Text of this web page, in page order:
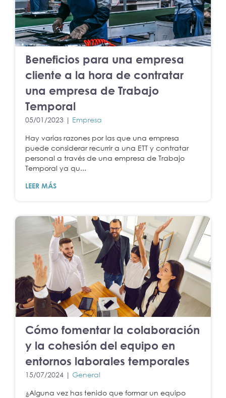
Beneficios para una empresa
cliente a la hora de contratar
una empresa de Trabajo
Temporal
05/01/2023 | Empresa
Hay varias razones por las que una empresa
puede considerar recurrir a una ETT y contratar
personal a través de una empresa de Trabajo
Temporal ya qu...
LEER MÁS
Cómo fomentar la colaboración
y la cohesión del equipo en
entornos laborales temporales
15/07/2024 | General
¿Alguna vez has tenido que formar un equipo